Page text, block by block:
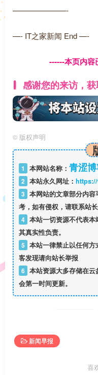
———————-
—- IT之家新闻 End —-
------本页内容
感谢您的来访，获
© 版权声明
1 本网站名称： 青涩
2 本站永久网址：
3 本网站的文章部分内
考，如有侵权，请联系站
4 本站一切资源不代表
其真实性负责。
5 本站一律禁止以任何
客发现请向站长举报
6 本站资源大多存储在
会第一时间更新。
新闻早报
喜